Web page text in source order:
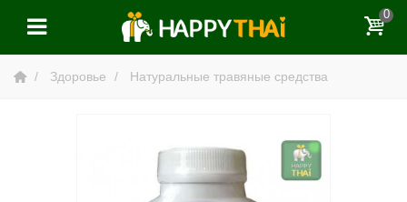
0
Здоровье Натуральные травяные средства